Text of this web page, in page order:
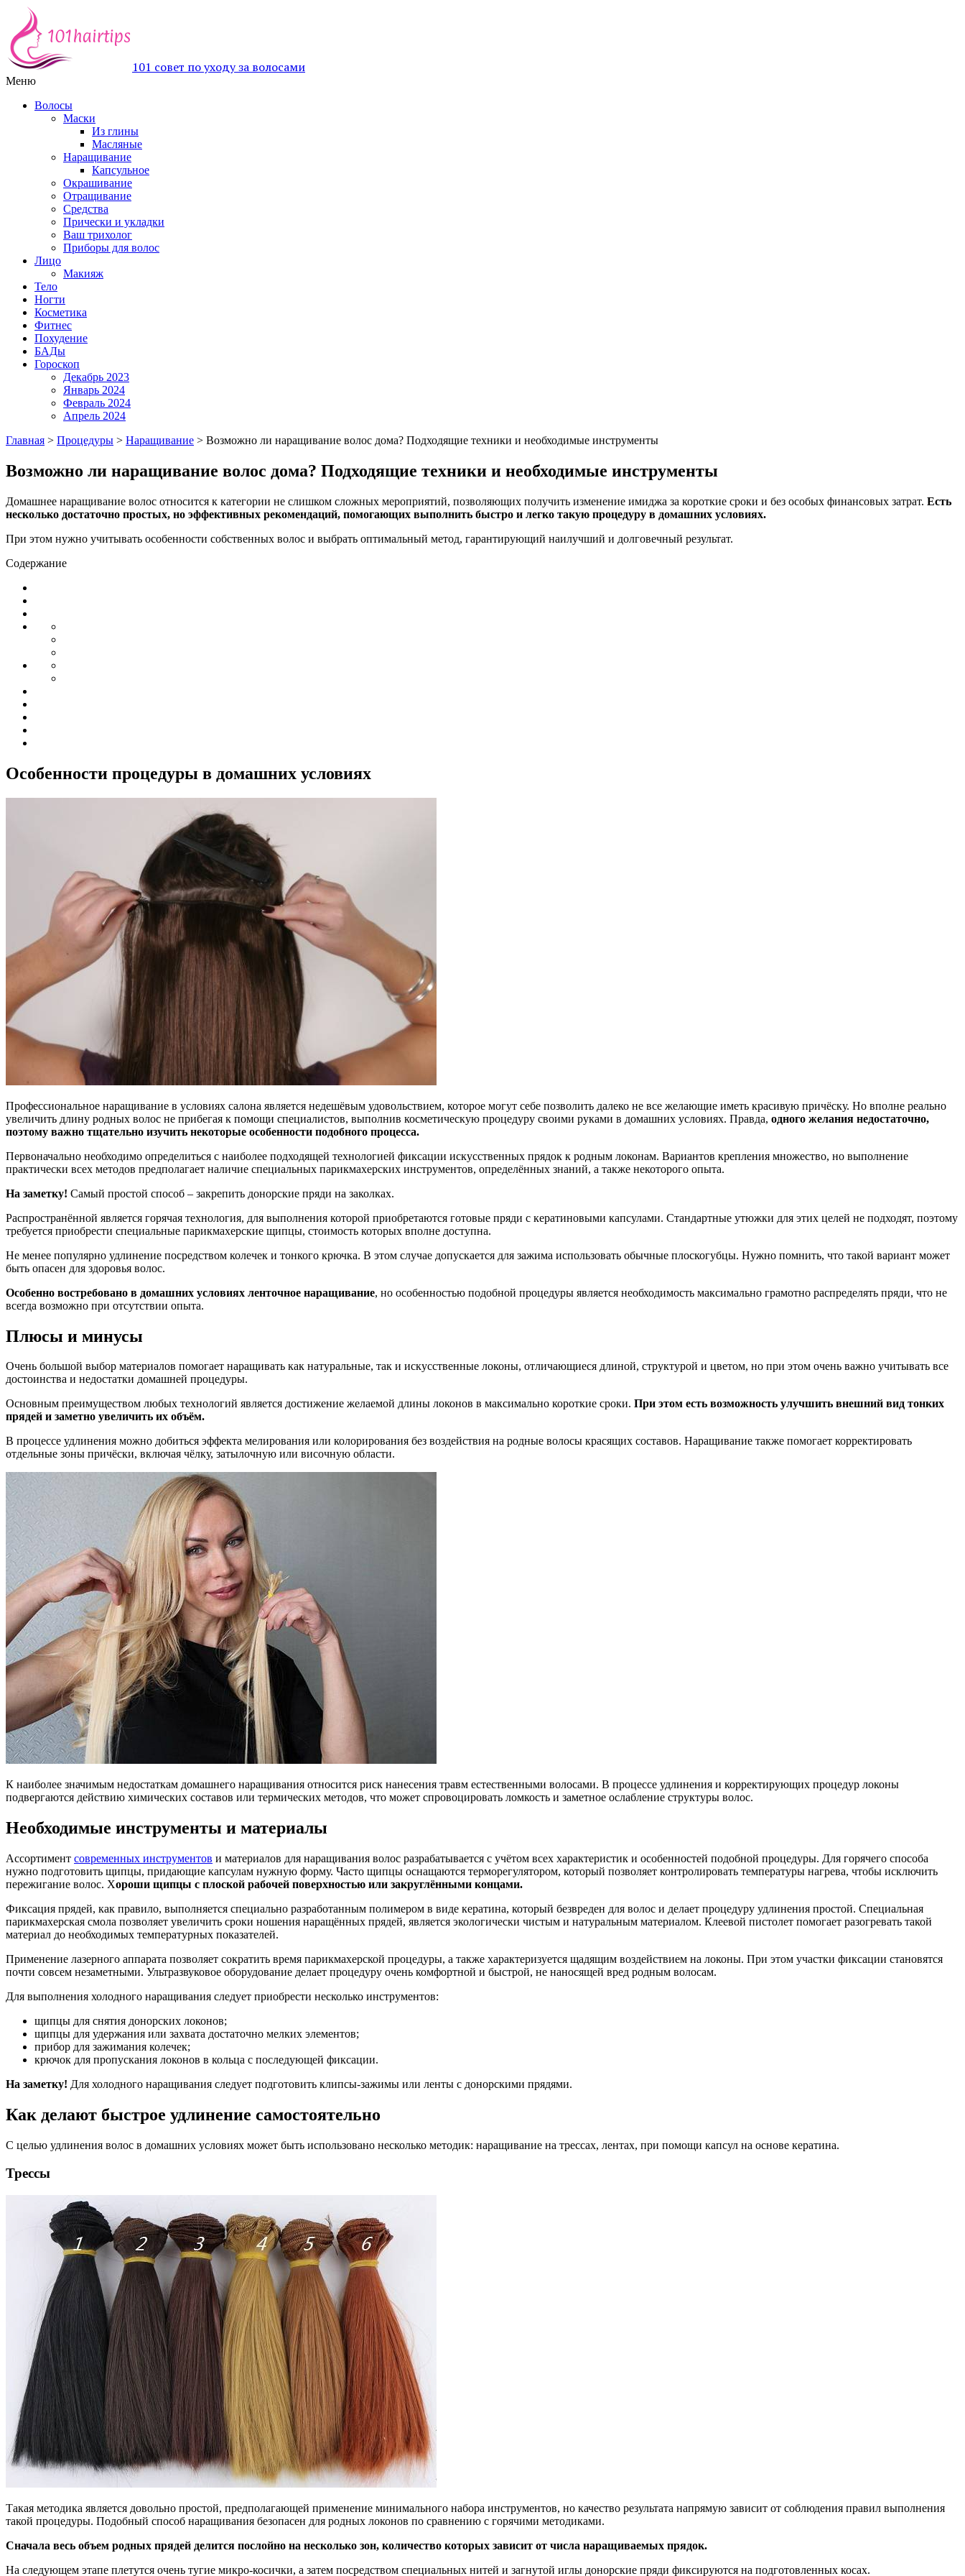
101 совет по уходу за волосами
Меню
Волосы
Маски
Из глины
Масляные
Наращивание
Капсульное
Окрашивание
Отращивание
Средства
Прически и укладки
Ваш трихолог
Приборы для волос
Лицо
Макияж
Тело
Ногти
Косметика
Фитнес
Похудение
БАДы
Гороскоп
Декабрь 2023
Январь 2024
Февраль 2024
Апрель 2024
Главная > Процедуры > Наращивание > Возможно ли наращивание волос дома? Подходящие техники и необходимые инструменты
Возможно ли наращивание волос дома? Подходящие техники и необходимые инструменты
Домашнее наращивание волос относится к категории не слишком сложных мероприятий, позволяющих получить изменение имиджа за короткие сроки и без особых финансовых затрат. Есть
несколько достаточно простых, но эффективных рекомендаций, помогающих выполнить быстро и легко такую процедуру в домашних условиях.
При этом нужно учитывать особенности собственных волос и выбрать оптимальный метод, гарантирующий наилучший и долговечный результат.
Содержание
Особенности процедуры в домашних условиях
Профессиональное наращивание в условиях салона является недешёвым удовольствием, которое могут себе позволить далеко не все желающие иметь красивую причёску. Но вполне реально
увеличить длину родных волос не прибегая к помощи специалистов, выполнив косметическую процедуру своими руками в домашних условиях. Правда, одного желания недостаточно,
поэтому важно тщательно изучить некоторые особенности подобного процесса.
Первоначально необходимо определиться с наиболее подходящей технологией фиксации искусственных прядок к родным локонам. Вариантов крепления множество, но выполнение
практически всех методов предполагает наличие специальных парикмахерских инструментов, определённых знаний, а также некоторого опыта.
На заметку! Самый простой способ – закрепить донорские пряди на заколках.
Распространённой является горячая технология, для выполнения которой приобретаются готовые пряди с кератиновыми капсулами. Стандартные утюжки для этих целей не подходят, поэтому
требуется приобрести специальные парикмахерские щипцы, стоимость которых вполне доступна.
Не менее популярно удлинение посредством колечек и тонкого крючка. В этом случае допускается для зажима использовать обычные плоскогубцы. Нужно помнить, что такой вариант может
быть опасен для здоровья волос.
Особенно востребовано в домашних условиях ленточное наращивание, но особенностью подобной процедуры является необходимость максимально грамотно распределять пряди, что не
всегда возможно при отсутствии опыта.
Плюсы и минусы
Очень большой выбор материалов помогает наращивать как натуральные, так и искусственные локоны, отличающиеся длиной, структурой и цветом, но при этом очень важно учитывать все
достоинства и недостатки домашней процедуры.
Основным преимуществом любых технологий является достижение желаемой длины локонов в максимально короткие сроки. При этом есть возможность улучшить внешний вид тонких
прядей и заметно увеличить их объём.
В процессе удлинения можно добиться эффекта мелирования или колорирования без воздействия на родные волосы красящих составов. Наращивание также помогает корректировать
отдельные зоны причёски, включая чёлку, затылочную или височную области.
К наиболее значимым недостаткам домашнего наращивания относится риск нанесения травм естественными волосами. В процессе удлинения и корректирующих процедур локоны
подвергаются действию химических составов или термических методов, что может спровоцировать ломкость и заметное ослабление структуры волос.
Необходимые инструменты и материалы
Ассортимент современных инструментов и материалов для наращивания волос разрабатывается с учётом всех характеристик и особенностей подобной процедуры. Для горячего способа
нужно подготовить щипцы, придающие капсулам нужную форму. Часто щипцы оснащаются терморегулятором, который позволяет контролировать температуры нагрева, чтобы исключить
пережигание волос. Хороши щипцы с плоской рабочей поверхностью или закруглёнными концами.
Фиксация прядей, как правило, выполняется специально разработанным полимером в виде кератина, который безвреден для волос и делает процедуру удлинения простой. Специальная
парикмахерская смола позволяет увеличить сроки ношения наращённых прядей, является экологически чистым и натуральным материалом. Клеевой пистолет помогает разогревать такой
материал до необходимых температурных показателей.
Применение лазерного аппарата позволяет сократить время парикмахерской процедуры, а также характеризуется щадящим воздействием на локоны. При этом участки фиксации становятся
почти совсем незаметными. Ультразвуковое оборудование делает процедуру очень комфортной и быстрой, не наносящей вред родным волосам.
Для выполнения холодного наращивания следует приобрести несколько инструментов:
щипцы для снятия донорских локонов;
щипцы для удержания или захвата достаточно мелких элементов;
прибор для зажимания колечек;
крючок для пропускания локонов в кольца с последующей фиксации.
На заметку! Для холодного наращивания следует подготовить клипсы-зажимы или ленты с донорскими прядями.
Как делают быстрое удлинение самостоятельно
С целью удлинения волос в домашних условиях может быть использовано несколько методик: наращивание на трессах, лентах, при помощи капсул на основе кератина.
Трессы
Такая методика является довольно простой, предполагающей применение минимального набора инструментов, но качество результата напрямую зависит от соблюдения правил выполнения
такой процедуры. Подобный способ наращивания безопасен для родных локонов по сравнению с горячими методиками.
Сначала весь объем родных прядей делится послойно на несколько зон, количество которых зависит от числа наращиваемых прядок.
На следующем этапе плетутся очень тугие микро-косички, а затем посредством специальных нитей и загнутой иглы донорские пряди фиксируются на подготовленных косах.